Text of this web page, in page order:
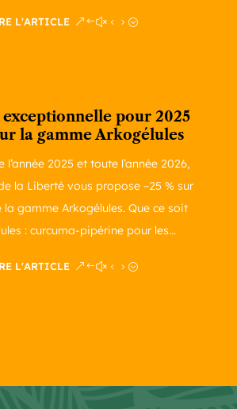
L'ARTICLE
pour 2025
la gamme Arkogélules
l’année 2025 et toute l’année 2026,
la Liberté vous propose –25 % sur
la gamme Arkogélules. Que ce soit
: curcuma-pipérine pour les...
L'ARTICLE